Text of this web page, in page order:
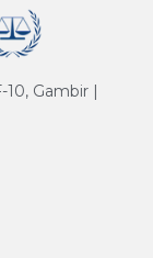
Gambir |